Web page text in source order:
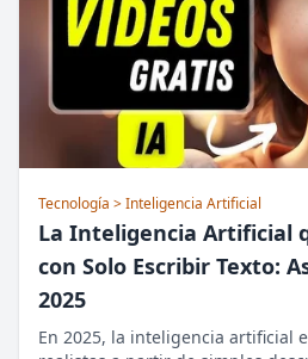
Tecnología > Inteligencia Artificial
La Inteligencia Artificial
con Solo Escribir Texto:
2025
En 2025, la inteligencia artificial